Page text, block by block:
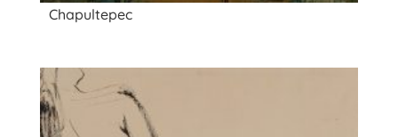
Chapultepec